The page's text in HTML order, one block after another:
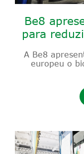
Be8
para
A Be8
europeu o